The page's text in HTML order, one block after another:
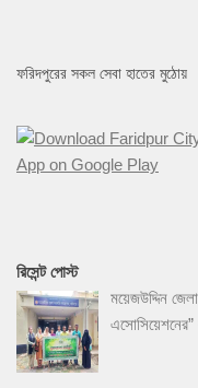
ফরিদপুরের সকল সেবা হাতের মুঠোয়
রিসেন্ট পোস্ট
ময়েজউদ্দিন
এসোসিয়েশনের”